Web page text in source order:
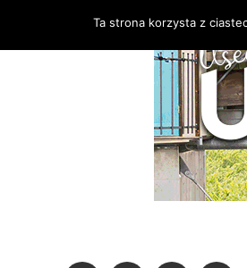
Ta strona korzysta z